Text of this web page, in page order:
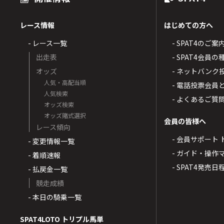
レース情報
- レース一覧
出走表
オッズ
人気・高配当順
人気検索
オッズ検索
オッズ賭式選択
レース傾向
- 変更情報一覧
- 着順速報
- 払戻金一覧
競走成績
- 本日の騎乗一覧
SPAT4LOTO トリプル馬単
はじめての方へ
- SPAT4のご案
- SPAT4会員の
- ネットバンク
- 電話投票会員
- よくあるご質
会員の皆様へ
- 会員サポート
- ガイド・操作
- SPAT4発売日